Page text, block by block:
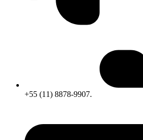
+55 (11) 8878-9907.